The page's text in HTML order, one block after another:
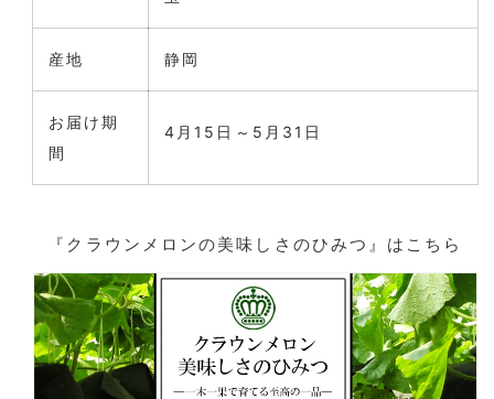
産地 静岡
お届け期
間
4月15日～5月31日
『クラウンメロンの美味しさのひみつ』はこちら